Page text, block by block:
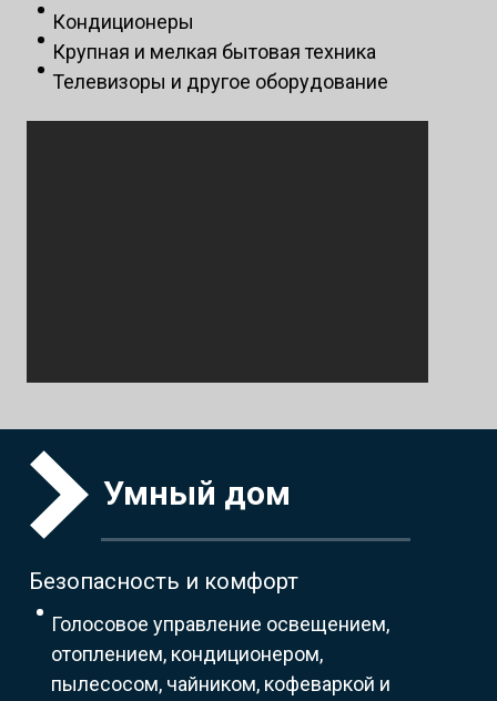
Кондиционеры
Крупная и мелкая бытовая техника
Телевизоры и другое оборудование
Голосовое управление освещением,
отоплением, кондиционером,
пылесосом, чайником, кофеваркой и
Безопасность и комфорт
Умный дом